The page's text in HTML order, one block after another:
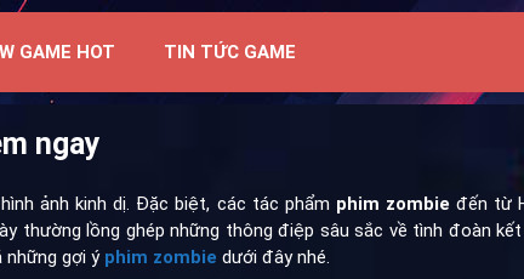
GAME HOT TIN TỨC GAME
ngay
ảnh kinh dị. Đặc biệt, các tác phẩm phim zombie đến từ
lồng ghép những thông điệp sâu sắc về tình đoàn
những gợi ý phim zombie dưới đây nhé.